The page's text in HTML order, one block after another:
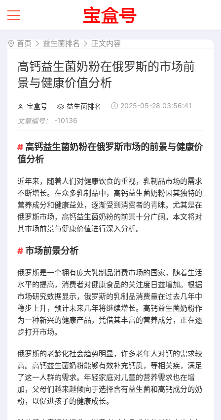
首页 益生菌排名 正文内容
高钙益生菌奶粉在俄罗斯的市场前
景与健康价值分析
宝盒号 益生菌排名
2025-05-28 03:56:41
文章编号：
-10136
高钙益生菌奶粉在俄罗斯市场的前景与健康价
值分析
近年来，随着人们对健康饮食的重视，乳制品市场的需求
不断增长。在众多乳制品中，高钙益生菌奶粉因其独特的
营养成分和健康益处，逐渐受到消费者的青睐。尤其是在
俄罗斯市场，高钙益生菌奶粉的前景十分广阔。本文将对
其市场前景与健康价值进行深入分析。
市场前景分析
俄罗斯是一个拥有庞大乳制品消费市场的国家，随着生活
水平的提高，消费者对健康食品的关注度日益增加。根据
市场研究数据显示，俄罗斯的乳制品消费量在过去几年中
稳步上升，预计未来几年将继续增长。高钙益生菌奶粉作
为一种新兴的健康产品，凭借其丰富的营养成分，正在逐
步打开市场。
俄罗斯的老龄化社会趋势明显，许多老年人对钙的需求较
高。高钙益生菌奶粉能够有效补充钙质，等相关疾，满足
了这一人群的需求。年轻家庭对儿童的营养需求也在增
加，父母们越来越倾向于选择含有益生菌和高钙成分的奶
粉，以促进孩子的健康成长。